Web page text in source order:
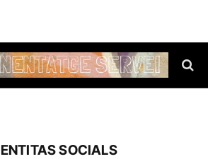
ENTITAS SOCIALS